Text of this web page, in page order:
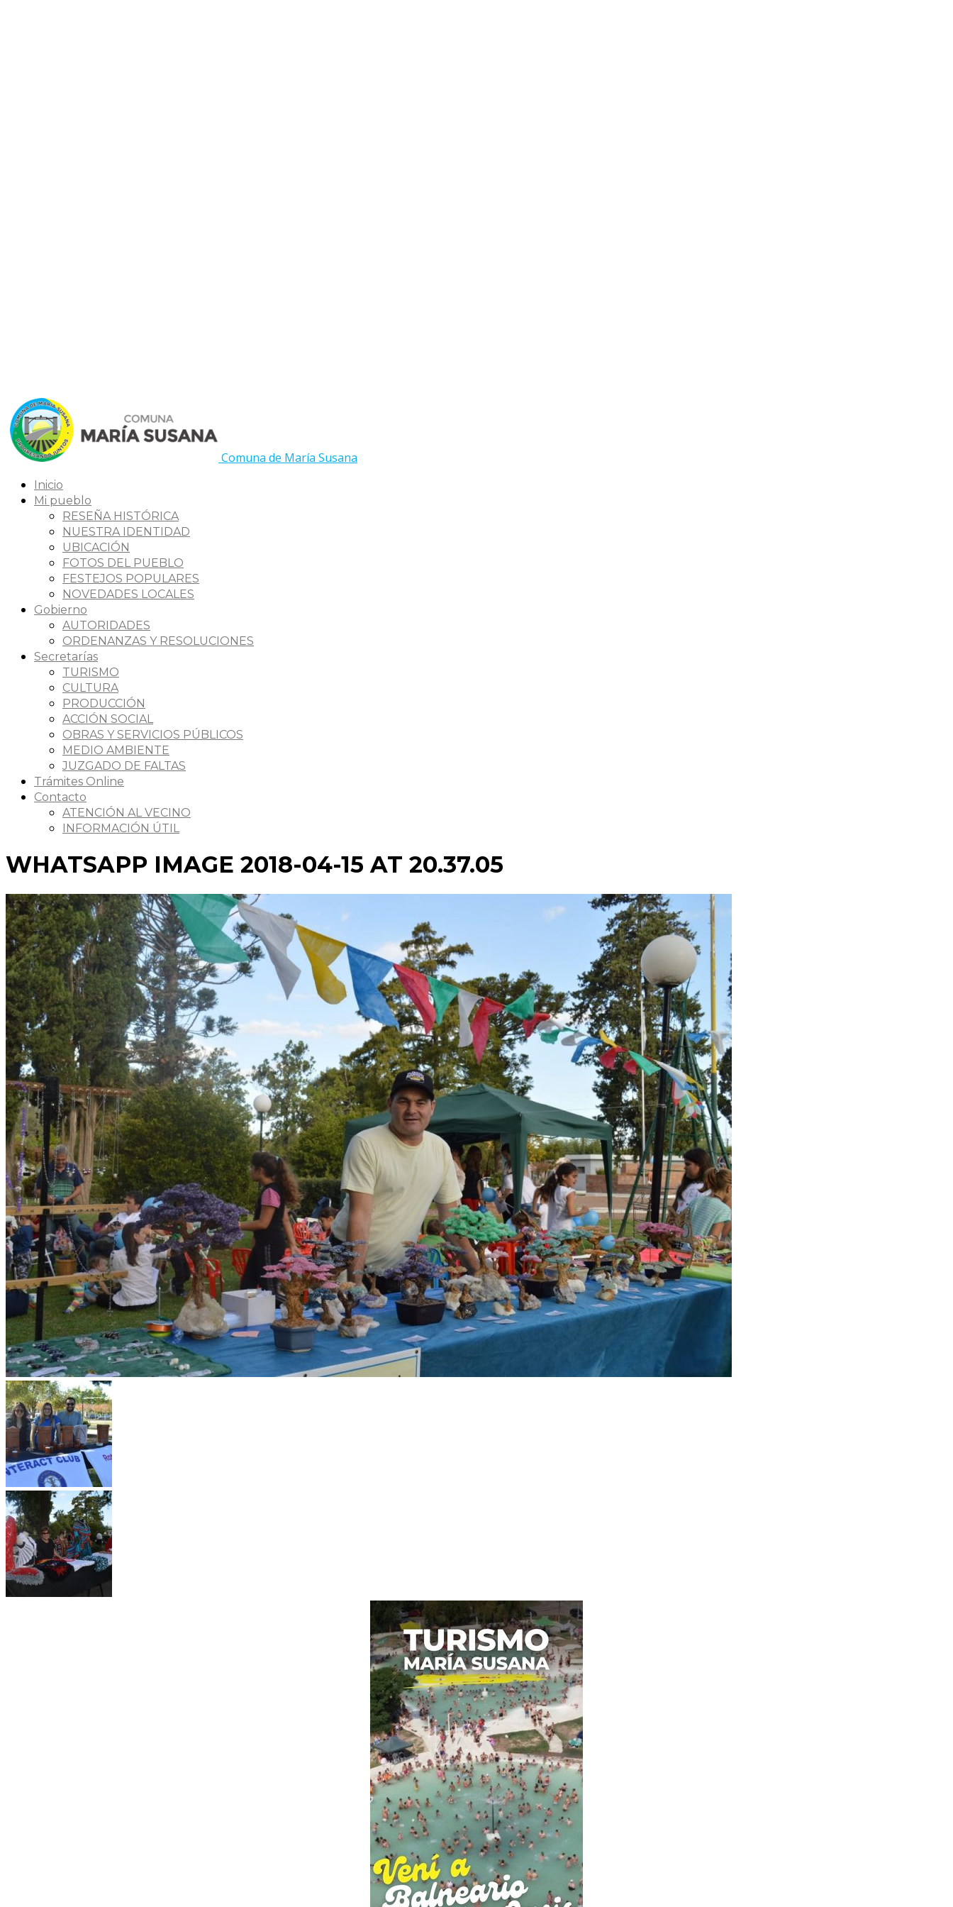
Comuna de María Susana
Inicio
Mi pueblo
RESEÑA HISTÓRICA
NUESTRA IDENTIDAD
UBICACIÓN
FOTOS DEL PUEBLO
FESTEJOS POPULARES
NOVEDADES LOCALES
Gobierno
AUTORIDADES
ORDENANZAS Y RESOLUCIONES
Secretarías
TURISMO
CULTURA
PRODUCCIÓN
ACCIÓN SOCIAL
OBRAS Y SERVICIOS PÚBLICOS
MEDIO AMBIENTE
JUZGADO DE FALTAS
Trámites Online
Contacto
ATENCIÓN AL VECINO
INFORMACIÓN ÚTIL
WHATSAPP IMAGE 2018-04-15 AT 20.37.05